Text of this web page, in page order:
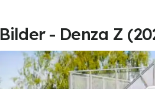
Bilder - Denza Z